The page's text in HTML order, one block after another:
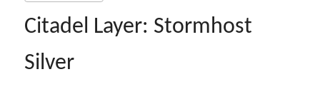
Citadel Layer: Stormhost
Silver